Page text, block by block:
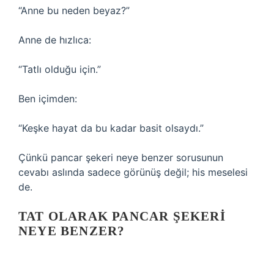
“Anne bu neden beyaz?”
Anne de hızlıca:
“Tatlı olduğu için.”
Ben içimden:
“Keşke hayat da bu kadar basit olsaydı.”
Çünkü pancar şekeri neye benzer sorusunun
cevabı aslında sadece görünüş değil; his meselesi
de.
TAT OLARAK PANCAR ŞEKERI
NEYE BENZER?